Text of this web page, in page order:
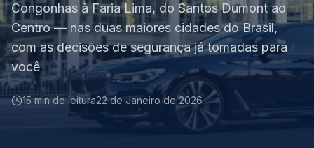
Congonhas à Faria Lima, do Santos Dumont ao
Centro — nas duas maiores cidades do Brasil,
com as decisões de segurança já tomadas para
você
15 min de leitura22 de Janeiro de 2026